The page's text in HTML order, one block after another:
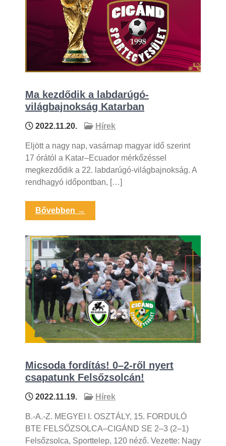
Ma kezdődik a labdarúgó-
világbajnokság Katarban
2022.11.20. Hírek
Eljött a nagy nap, vasárnap magyar idő szerint
17 órától a Katar–Ecuador mérkőzéssel
megkezdődik a 22. labdarúgó-világbajnokság. A
rendhagyó időpontban, […]
Bővebben →
Micsoda fordítás! 0–2-ről nyert
csapatunk Felsőzsolcán!
2022.11.19. Hírek
B.-A.-Z. MEGYEI I. OSZTÁLY, 15. FORDULÓ
BTE FELSŐZSOLCA–CIGÁND SE 2–3 (2–1)
Felsőzsolca, Sporttelep, 120 néző. Vezette: Nagy